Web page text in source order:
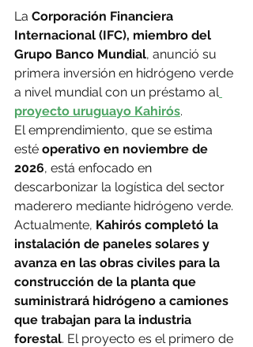
La Corporación Financiera
Internacional (IFC), miembro del
Grupo Banco Mundial, anunció su
primera inversión en hidrógeno verde
a nivel mundial con un préstamo al
proyecto uruguayo Kahirós.
El emprendimiento, que se estima
esté operativo en noviembre de
2026, está enfocado en
descarbonizar la logística del sector
maderero mediante hidrógeno verde.
Actualmente, Kahirós completó la
instalación de paneles solares y
avanza en las obras civiles para la
construcción de la planta que
suministrará hidrógeno a camiones
que trabajan para la industria
forestal. El proyecto es el primero de